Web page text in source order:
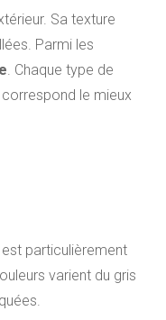
Sa texture
Parmi les
. Chaque type de
le mieux
particulièrement
varient du gris